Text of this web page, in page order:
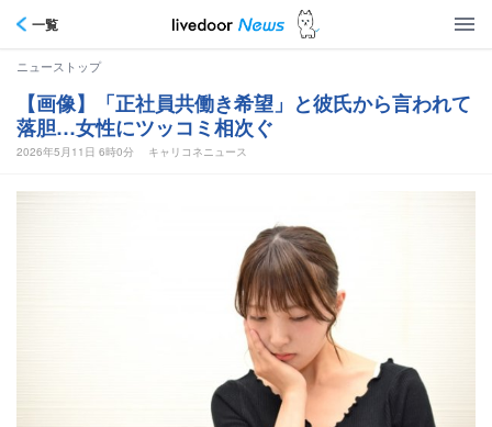
一覧
ニューストップ
【画像】「正社員共働き希望」と彼氏から言われて
落胆…女性にツッコミ相次ぐ
2026年5月11日 6時0分 キャリコネニュース